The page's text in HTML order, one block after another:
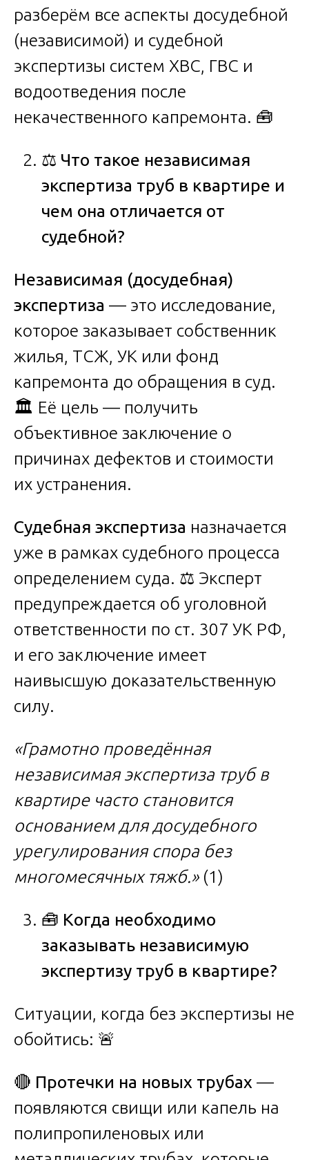
разберём все аспекты досудебной
(независимой) и судебной
экспертизы систем ХВС, ГВС и
водоотведения после
некачественного капремонта. 🧰
⚖️ Что такое независимая
экспертиза труб в квартире и
чем она отличается от
судебной?
Независимая (досудебная)
экспертиза — это исследование,
которое заказывает собственник
жилья, ТСЖ, УК или фонд
капремонта до обращения в суд.
🏛️ Её цель — получить
объективное заключение о
причинах дефектов и стоимости
их устранения.
Судебная экспертиза назначается
уже в рамках судебного процесса
определением суда. ⚖️ Эксперт
предупреждается об уголовной
ответственности по ст. 307 УК РФ,
и его заключение имеет
наивысшую доказательственную
силу.
«Грамотно проведённая
независимая экспертиза труб в
квартире часто становится
основанием для досудебного
урегулирования спора без
многомесячных тяжб.»(1)
🧰 Когда необходимо
заказывать независимую
экспертизу труб в квартире?
Ситуации, когда без экспертизы не
обойтись: 🚨
🔴 Протечки на новых трубах —
появляются свищи или капель на
полипропиленовых или